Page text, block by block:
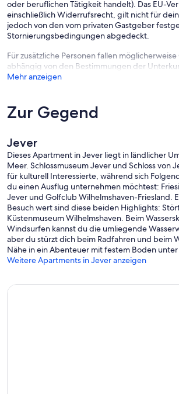
oder beruflichen Tätigkeit handelt). Das EU-
einschließlich Widerrufsrecht, gilt nicht für
jedoch von den vom privaten Gastgeber
Stornierungsbedingungen abgedeckt.
Für zusätzliche Personen fallen
abhängig von den Bestimmungen der
Mehr anzeigen
Zur Gegend
Jever
Dieses Apartment in Jever liegt in ländlicher
Meer. Schlossmuseum Jever und Schloss von
für kulturell Interessierte, während sich
du einen Ausflug unternehmen möchtest:
Jever und Golfclub Wilhelmshaven-Friesland.
Besuch wert sind diese beiden Highlights:
Küstenmuseum Wilhelmshaven. Beim
Windsurfen kannst du die umliegende
aber du stürzt dich beim Radfahren und beim
Nähe in ein Abenteuer mit festem Boden
Weitere Apartments in Jever anzeigen